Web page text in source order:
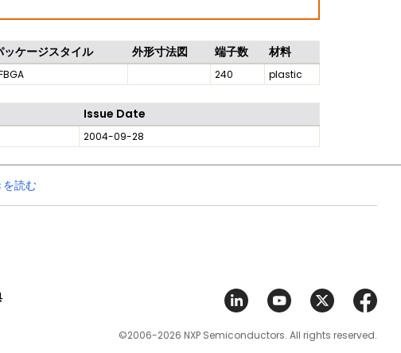
ッケージスタイル 外形寸法図 端子数 材料
240 plastic
Issue Date
2004-09-28
を読む
©2006-2026 NXP Semiconductors. All rights reserved.